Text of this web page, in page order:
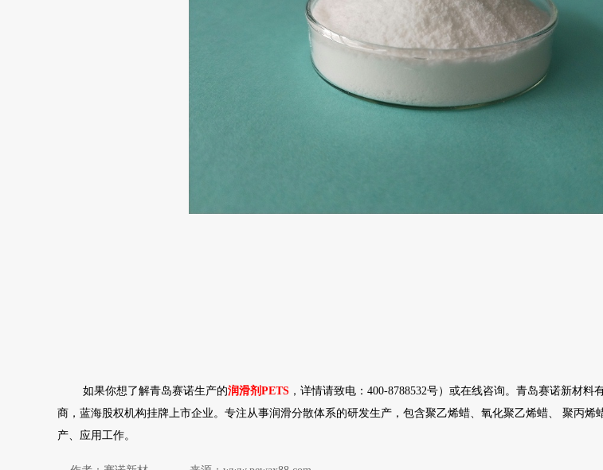
如果你想了解青岛赛诺生产的润滑剂PETS ，详情请致电：400-8788532号）或在线咨询。青岛赛诺新材
商，蓝海股权机构挂牌上市企业。专注从事润滑分散体系的研发生产，包含聚乙烯蜡、氧化聚乙烯蜡、 聚丙烯
产、应用工作。